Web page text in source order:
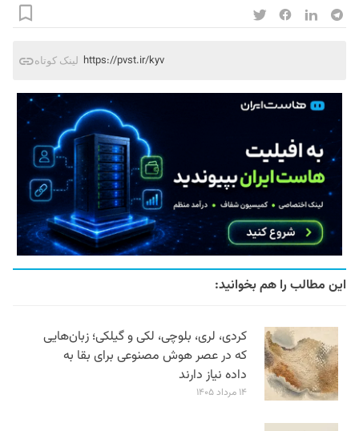
لینک کوتاه https://pvst.ir/kyv
این مطالب را هم بخوانید:
کردی، لری، بلوچی، لکی و گیلکی؛ زبان‌هایی
که در عصر هوش مصنوعی برای بقا به
داده نیاز دارند
۱۴ مرداد ۱۴۰۵